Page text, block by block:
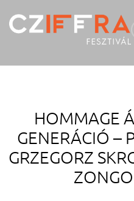
content
HOMMAGE
GENERÁCIÓ –
GRZEGORZ